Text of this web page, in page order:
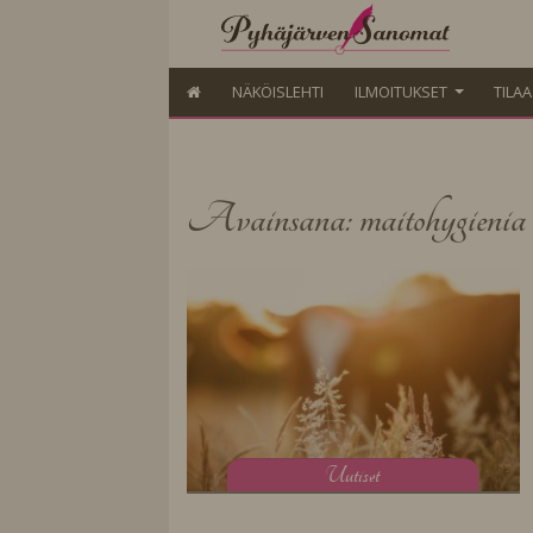
NÄKÖISLEHTI ILMOITUKSET
Avainsana: maitohygienia
Uutiset